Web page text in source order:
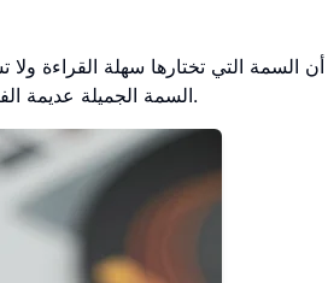
السمة التي تختارها سهلة القراءة
السمة الجميلة عديمة الفائدة إذا لم تتمكن من معرفة الوقت بسهولة، لذا تأكد من أن الوظيفة هي أولوية قصوى.